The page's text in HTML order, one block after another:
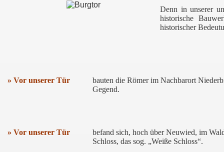
Denn in unserer
historische
historischer
» Vor unserer Tür
bauten die Römer im Nachbarort
Gegend.
» Vor unserer Tür befand sich, hoch über Neuwied, im
Schloss, das sog. „Weiße Schloss“.